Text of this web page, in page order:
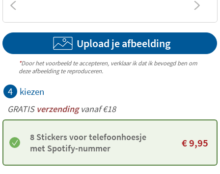
Combinaties
Structuur
Upload je afbeelding
*Door het voorbeeld te accepteren, verklaar ik dat ik bevoegd ben om
deze afbeelding te reproduceren.
4 kiezen
GRATISverzendingvanaf €18
8 Stickers voor telefoonhoesje
met Spotify-nummer
€9,95